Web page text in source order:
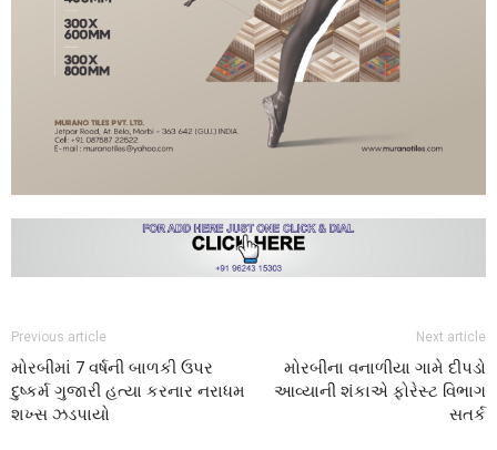
Previous article
મોરબીમાં 7 વર્ષની બાળકી ઉપર
દુષ્કર્મ ગુજારી હત્યા કરનાર નરાધમ
શખ્સ ઝડપાયો
Next article
મોરબીના વનાળીયા ગામે દીપડો
આવ્યાની શંકાએ ફોરેસ્ટ વિભાગ
સતર્ક